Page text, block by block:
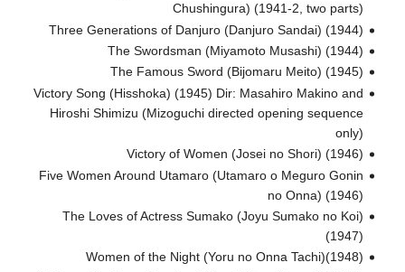
Chushingura) (1941-2, two parts)
Three Generations of Danjuro (Danjuro Sandai) (1944)
The Swordsman (Miyamoto Musashi) (1944)
The Famous Sword (Bijomaru Meito) (1945)
Victory Song (Hisshoka) (1945) Dir: Masahiro Makino and
Hiroshi Shimizu (Mizoguchi directed opening sequence
only)
Victory of Women (Josei no Shori) (1946)
Five Women Around Utamaro (Utamaro o Meguro Gonin
no Onna) (1946)
The Loves of Actress Sumako (Joyu Sumako no Koi)
(1947)
Women of the Night (Yoru no Onna Tachi)(1948)